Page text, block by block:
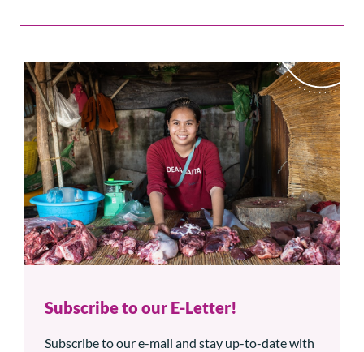
Subscribe to our E-Letter!
Subscribe to our e-mail and stay up-to-date with